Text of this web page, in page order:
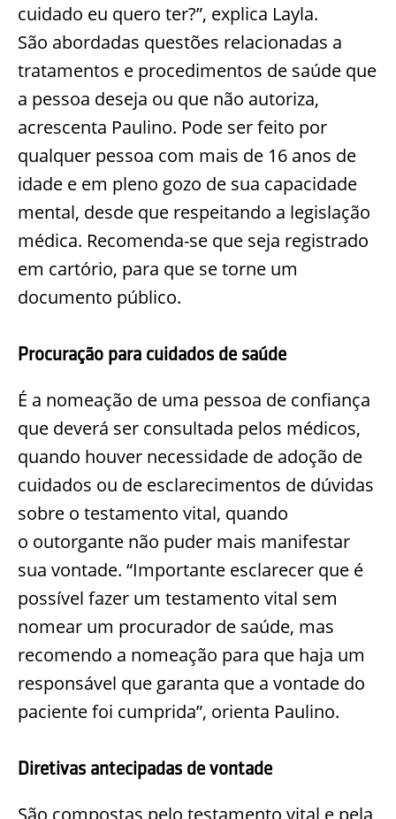
cuidado eu quero ter?”, explica Layla.
São abordadas questões relacionadas a
tratamentos e procedimentos de saúde que
a pessoa deseja ou que não autoriza,
acrescenta Paulino. Pode ser feito por
qualquer pessoa com mais de 16 anos de
idade e em pleno gozo de sua capacidade
mental, desde que respeitando a legislação
médica. Recomenda-se que seja registrado
em cartório, para que se torne um
documento público.
Procuração para cuidados de saúde
É a nomeação de uma pessoa de confiança
que deverá ser consultada pelos médicos,
quando houver necessidade de adoção de
cuidados ou de esclarecimentos de dúvidas
sobre o testamento vital, quando
o outorgante não puder mais manifestar
sua vontade. “Importante esclarecer que é
possível fazer um testamento vital sem
nomear um procurador de saúde, mas
recomendo a nomeação para que haja um
responsável que garanta que a vontade do
paciente foi cumprida”, orienta Paulino.
Diretivas antecipadas de vontade
São compostas pelo testamento vital e pela